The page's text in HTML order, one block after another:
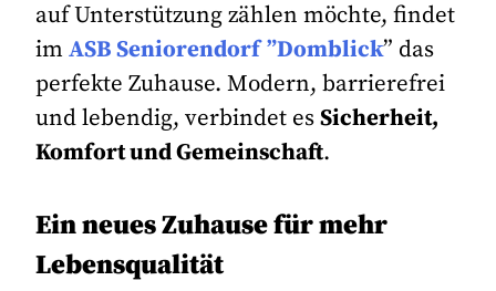
auf Unterstützung zählen möchte, findet
imASB Seniorendorf ”Domblick” das
perfekte Zuhause. Modern, barrierefrei
und lebendig, verbindet esSicherheit,
Komfort und Gemeinschaft.
Ein neues Zuhause für mehr
Lebensqualität